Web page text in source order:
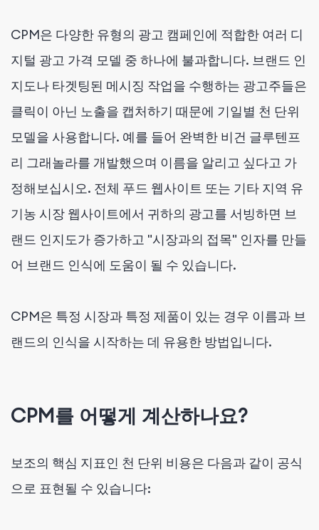
CPM은 다양한 유형의 광고 캠페인에 적합한 여러 디
지털 광고 가격 모델 중 하나에 불과합니다. 브랜드 인
지도나 타겟팅된 메시징 작업을 수행하는 광고주들은
클릭이 아닌 노출을 캡처하기 때문에 기일별 천 단위
모델을 사용합니다. 예를 들어 완벽한 비건 글루텐프
리 그래놀라를 개발했으며 이름을 알리고 싶다고 가
정해보십시오. 전체 푸드 웹사이트 또는 기타 지역 유
기농 시장 웹사이트에서 귀하의 광고를 서빙하면 브
랜드 인지도가 증가하고 "시장과의 접목" 인자를 만들
어 브랜드 인식에 도움이 될 수 있습니다.
CPM은 특정 시장과 특정 제품이 있는 경우 이름과 브
랜드의 인식을 시작하는 데 유용한 방법입니다.
CPM를 어떻게 계산하나요?
보조의 핵심 지표인 천 단위 비용은 다음과 같이 공식
으로 표현될 수 있습니다: